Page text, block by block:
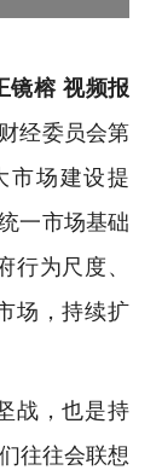
镜榕 视频报
经委员会第
市场建设提
一市场基础
为尺度、
场，持续扩
战，也是持
往往会联想